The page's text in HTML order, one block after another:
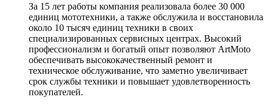
За 15 лет работы компания реализовала более 30 000
единиц мототехники, а также обслужила и восстановила
около 10 тысяч единиц техники в своих
специализированных сервисных центрах. Высокий
профессионализм и богатый опыт позволяют ArtMoto
обеспечивать высококачественный ремонт и
техническое обслуживание, что заметно увеличивает
срок службы техники и повышает удовлетворенность
покупателей.